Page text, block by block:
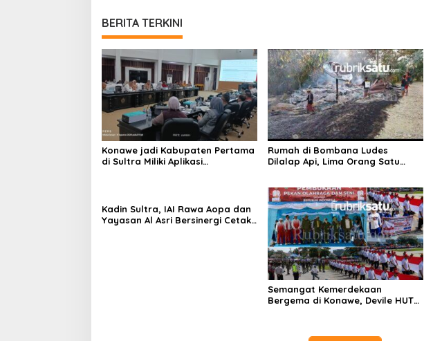
BERITA TERKINI
Konawe jadi Kabupaten Pertama
di Sultra Miliki Aplikasi
Rumah di Bombana Ludes
Dilalap Api, Lima Orang Satu
Kadin Sultra, IAI Rawa Aopa dan
Yayasan Al Asri Bersinergi Cetak
Semangat Kemerdekaan
Bergema di Konawe, Devile HUT